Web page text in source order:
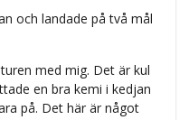
och landade på två mål
med mig. Det är kul
en bra kemi i kedjan
på. Det här är något